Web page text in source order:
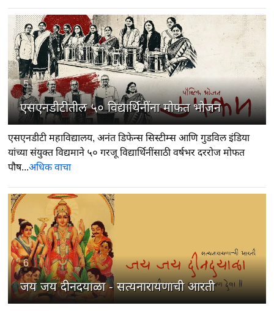
5
एसएनडीटीतील ५० विद्यार्थिनींना मोफत भोजन
एसएनडीटी महाविद्यालय, अनंत डिफेन्स सिस्टीम्स आणि गुडविल इंडिया
यांच्या संयुक्त विद्यमाने ५० गरजू विद्यार्थिनींसाठी वर्षभर दररोज मोफत
पौष...अधिक वाचा
6
जय जय दीनदयाळा - सत्यनारायणाची आरती